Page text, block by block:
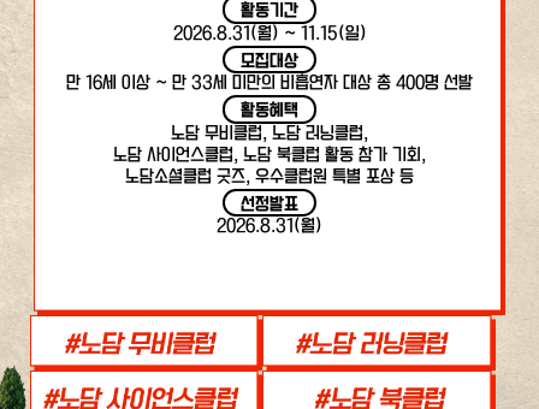
활동기간
2026.8.31(월) ~ 11.15(일)
모집대상
만 16세 이상 ~ 만 33세 미만의 비흡연자 대상 총 400명 선발
활동혜택
노담 무비클럽, 노담 러닝클럽,
노담 사이언스클럽, 노담 북클럽 활동 참가 기회,
노담소셜클럽 굿즈, 우수클럽원 특별 포상 등
선정발표
2026.8.31(월)